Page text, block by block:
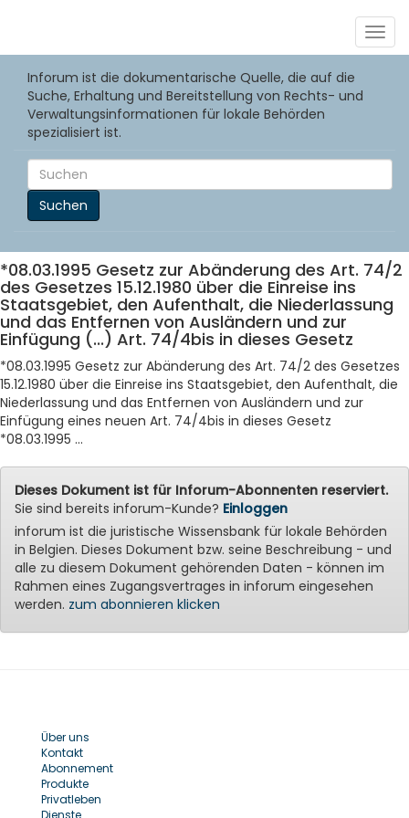
Inforum ist die dokumentarische Quelle, die auf die
Suche, Erhaltung und Bereitstellung von Rechts- und
Verwaltungsinformationen für lokale Behörden
spezialisiert ist.
Suchen
*08.03.1995 Gesetz zur Abänderung des Art. 74/2
des Gesetzes 15.12.1980 über die Einreise ins
Staatsgebiet, den Aufenthalt, die Niederlassung
und das Entfernen von Ausländern und zur
Einfügung (...) Art. 74/4bis in dieses Gesetz
*08.03.1995 Gesetz zur Abänderung des Art. 74/2 des Gesetzes
15.12.1980 über die Einreise ins Staatsgebiet, den Aufenthalt, die
Niederlassung und das Entfernen von Ausländern und zur
Einfügung eines neuen Art. 74/4bis in dieses Gesetz
*08.03.1995 ...
Dieses Dokument ist für Inforum-Abonnenten reserviert.
Sie sind bereits inforum-Kunde? Einloggen
inforum ist die juristische Wissensbank für lokale Behörden
in Belgien. Dieses Dokument bzw. seine Beschreibung - und
alle zu diesem Dokument gehörenden Daten - können im
Rahmen eines Zugangsvertrages in inforum eingesehen
werden. zum abonnieren klicken
Über uns
Kontakt
Abonnement
Produkte
Privatleben
Dienste